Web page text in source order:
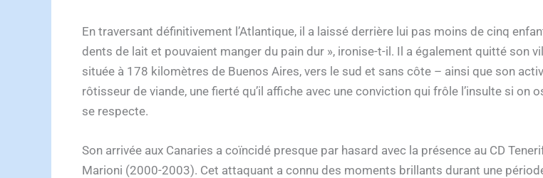
En traversant définitivement l’Atlantique, il a laissé derrière lui pas moins de cinq
dents de lait et pouvaient manger du pain dur », ironise-t-il. Il a également quitté son
située à 178 kilomètres de Buenos Aires, vers le sud et sans côte – ainsi que son
rôtisseur de viande, une fierté qu’il affiche avec une conviction qui frôle l’insulte si
se respecte.
Son arrivée aux Canaries a coïncidé presque par hasard avec la présence au CD
Marioni (2000-2003). Cet attaquant a connu des moments brillants durant une